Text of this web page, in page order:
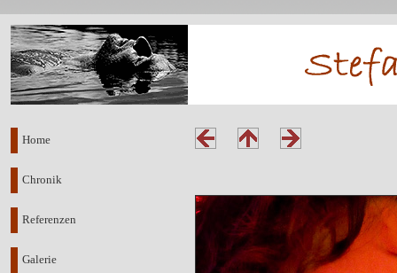
Home
Chronik
Referenzen
Galerie